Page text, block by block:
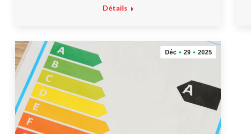
Détails
Déc 29 2025